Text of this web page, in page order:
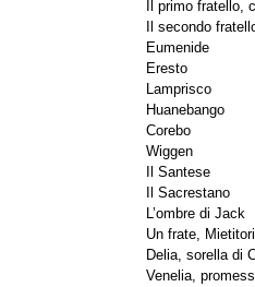
Il primo fratello,
Il secondo
Eumenide
Eresto
Lamprisco
Huanebango
Corebo
Wiggen
Il Santese
Il Sacrestano
L’ombre di Jack
Un frate,
Delia, sorella di
Venelia,